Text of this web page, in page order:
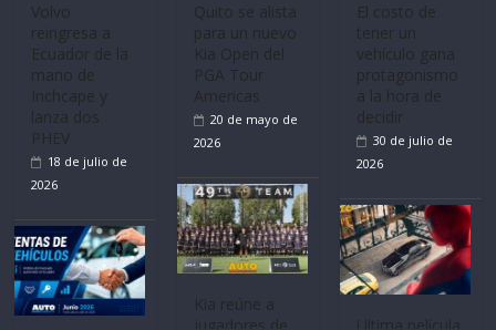
Volvo
reingresa a
Ecuador de la
mano de
Inchcape y
lanza dos
PHEV
18 de julio de
2026
Quito se alista
para un nuevo
Kia Open del
PGA Tour
Americas
20 de mayo de
2026
Kia reúne a
jugadores de
El costo de
tener un
vehículo gana
protagonismo
a la hora de
decidir
30 de julio de
2026
Ultima película